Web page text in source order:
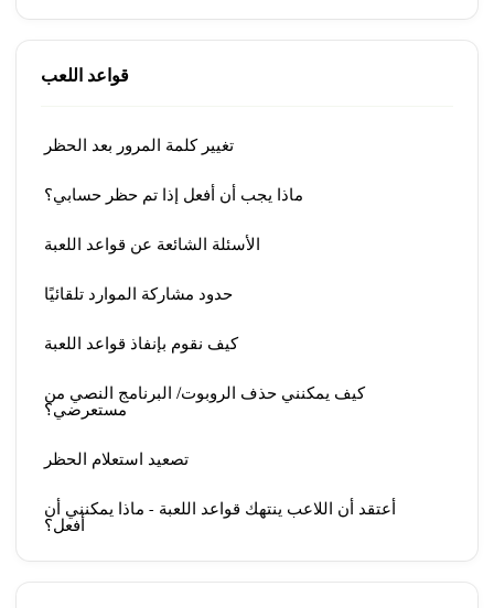
قواعد اللعب
تغيير كلمة المرور بعد الحظر
ماذا يجب أن أفعل إذا تم حظر حسابي؟
الأسئلة الشائعة عن قواعد اللعبة
حدود مشاركة الموارد تلقائيًا
كيف نقوم بإنفاذ قواعد اللعبة
كيف يمكنني حذف الروبوت/ البرنامج النصي من
مستعرضي؟
تصعيد استعلام الحظر
أعتقد أن اللاعب ينتهك قواعد اللعبة - ماذا يمكنني أن
أفعل؟